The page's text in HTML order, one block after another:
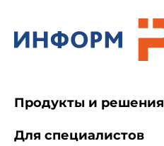
Продукты и решения
Для специалистов